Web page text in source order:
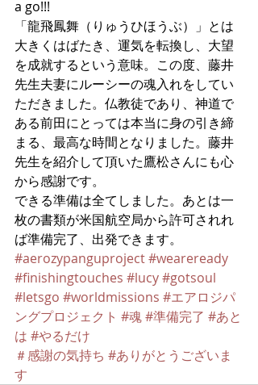
a go!!!
「龍飛鳳舞（りゅうひほうぶ）」とは
大きくはばたき、運気を転換し、大望
を成就するという意味。この度、藤井
先生夫妻にルーシーの魂入れをしてい
ただきました。仏教徒であり、神道で
ある前田にとっては本当に身の引き締
まる、最高な時間となりました。藤井
先生を紹介して頂いた鷹松さんにも心
から感謝です。
できる準備は全てしました。あとは一
枚の書類が米国航空局から許可されれ
ば準備完了、出発できます。
#aerozypanguproject#weareready
#finishingtouches #lucy#gotsoul
#letsgo #worldmissions #エアロジパ
ングプロジェクト #魂#準備完了 #あと
は #やるだけ
＃感謝の気持ち #ありがとうございま
す